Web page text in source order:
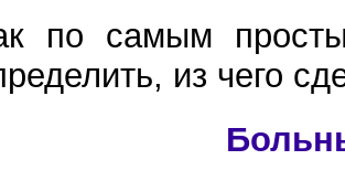
по самым
из чего